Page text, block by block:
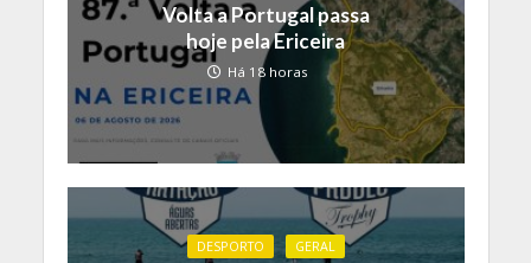
Volta a Portugal passa
hoje pela Ericeira
Há 18 horas
DESPORTO GERAL